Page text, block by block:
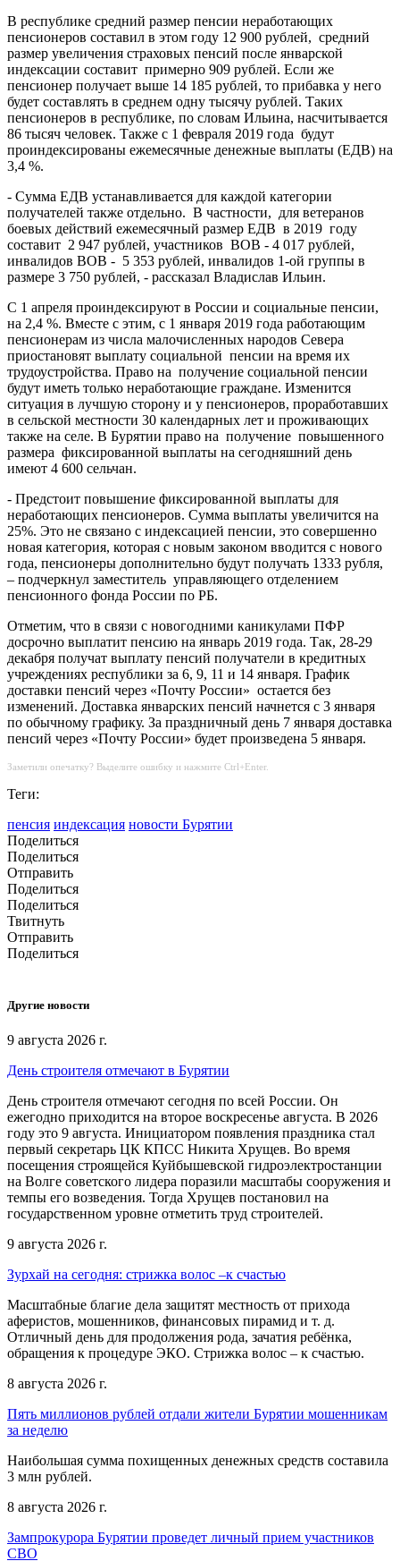
В республике средний размер пенсии неработающих
пенсионеров составил в этом году 12 900 рублей, средний
размер увеличения страховых пенсий после январской
индексации составит примерно 909 рублей. Если же
пенсионер получает выше 14 185 рублей, то прибавка у него
будет составлять в среднем одну тысячу рублей. Таких
пенсионеров в республике, по словам Ильина, насчитывается
86 тысяч человек. Также с 1 февраля 2019 года будут
проиндексированы ежемесячные денежные выплаты (ЕДВ) на
3,4 %.
- Сумма ЕДВ устанавливается для каждой категории
получателей также отдельно. В частности, для ветеранов
боевых действий ежемесячный размер ЕДВ в 2019 году
составит 2 947 рублей, участников ВОВ - 4 017 рублей,
инвалидов ВОВ - 5 353 рублей, инвалидов 1-ой группы в
размере 3 750 рублей, - рассказал Владислав Ильин.
С 1 апреля проиндексируют в России и социальные пенсии,
на 2,4 %. Вместе с этим, с 1 января 2019 года работающим
пенсионерам из числа малочисленных народов Севера
приостановят выплату социальной пенсии на время их
трудоустройства. Право на получение социальной пенсии
будут иметь только неработающие граждане. Изменится
ситуация в лучшую сторону и у пенсионеров, проработавших
в сельской местности 30 календарных лет и проживающих
также на селе. В Бурятии право на получение повышенного
размера фиксированной выплаты на сегодняшний день
имеют 4 600 сельчан.
- Предстоит повышение фиксированной выплаты для
неработающих пенсионеров. Сумма выплаты увеличится на
25%. Это не связано с индексацией пенсии, это совершенно
новая категория, которая с новым законом вводится с нового
года, пенсионеры дополнительно будут получать 1333 рубля,
– подчеркнул заместитель управляющего отделением
пенсионного фонда России по РБ.
Отметим, что в связи с новогодними каникулами ПФР
досрочно выплатит пенсию на январь 2019 года. Так, 28-29
декабря получат выплату пенсий получатели в кредитных
учреждениях республики за 6, 9, 11 и 14 января. График
доставки пенсий через «Почту России» остается без
изменений. Доставка январских пенсий начнется с 3 января
по обычному графику. За праздничный день 7 января доставка
пенсий через «Почту России» будет произведена 5 января.
Заметили опечатку? Выделите ошибку и нажмите Ctrl+Enter.
Теги:
пенсия индексация новости Бурятии
Поделиться
Поделиться
Отправить
Поделиться
Поделиться
Твитнуть
Отправить
Поделиться
Другие новости
9 августа 2026 г.
День строителя отмечают в Бурятии
День строителя отмечают сегодня по всей России. Он
ежегодно приходится на второе воскресенье августа. В 2026
году это 9 августа. Инициатором появления праздника стал
первый секретарь ЦК КПСС Никита Хрущев. Во время
посещения строящейся Куйбышевской гидроэлектростанции
на Волге советского лидера поразили масштабы сооружения и
темпы его возведения. Тогда Хрущев постановил на
государственном уровне отметить труд строителей.
9 августа 2026 г.
Зурхай на сегодня: стрижка волос –к счастью
Масштабные благие дела защитят местность от прихода
аферистов, мошенников, финансовых пирамид и т. д.
Отличный день для продолжения рода, зачатия ребёнка,
обращения к процедуре ЭКО. Стрижка волос – к счастью.
8 августа 2026 г.
Пять миллионов рублей отдали жители Бурятии мошенникам
за неделю
Наибольшая сумма похищенных денежных средств составила
3 млн рублей.
8 августа 2026 г.
Зампрокурора Бурятии проведет личный прием участников
СВО